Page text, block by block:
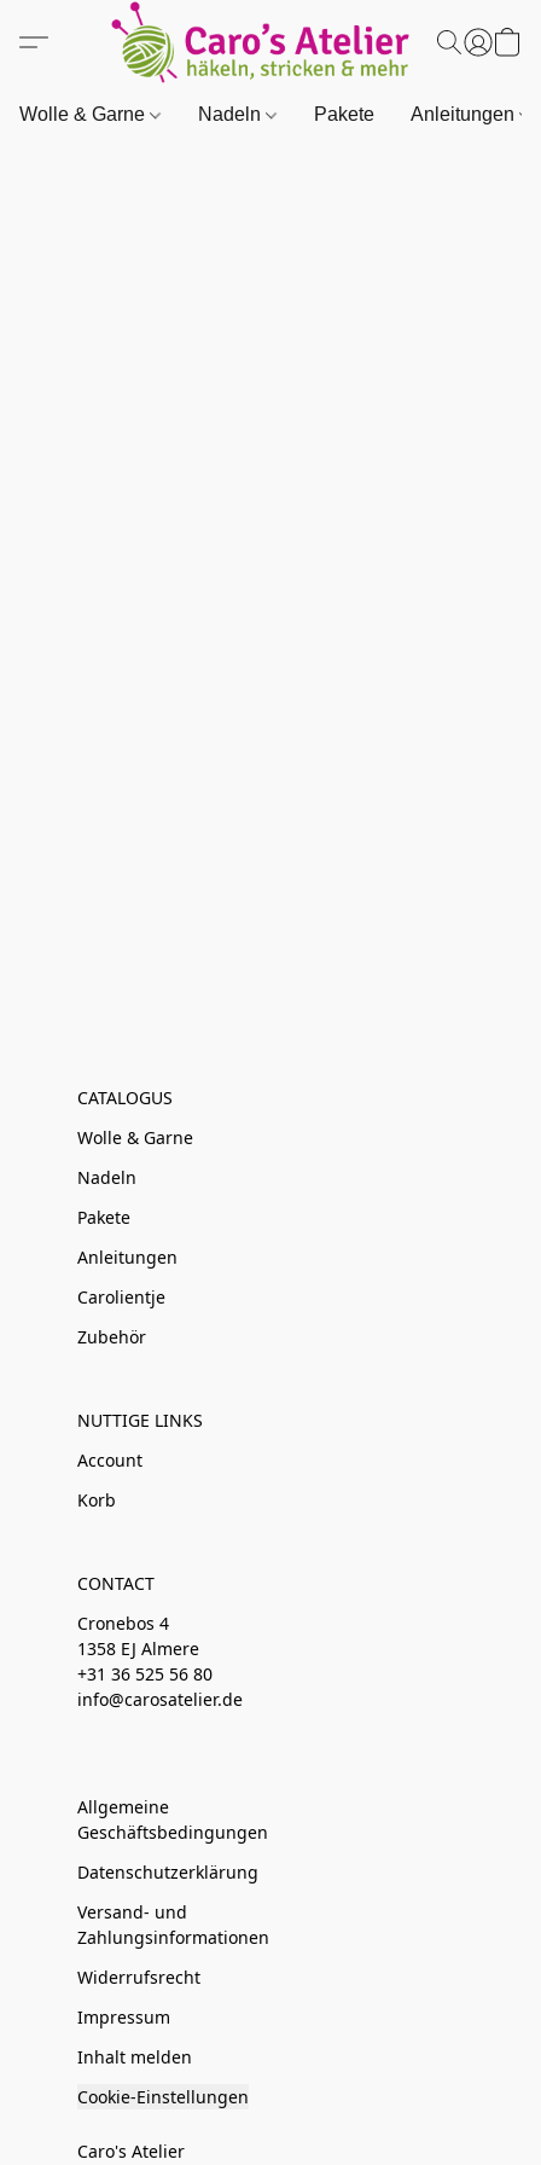
Wolle & Garne Nadeln Pakete Anleitungen
CATALOGUS
Wolle & Garne
Nadeln
Pakete
Anleitungen
Carolientje
Zubehör
NUTTIGE LINKS
Account
Korb
CONTACT
Cronebos 4
1358 EJ Almere
+31 36 525 56 80
info@carosatelier.de
Allgemeine
Geschäftsbedingungen
Datenschutzerklärung
Versand- und
Zahlungsinformationen
Widerrufsrecht
Impressum
Inhalt melden
Cookie-Einstellungen
Caro's Atelier